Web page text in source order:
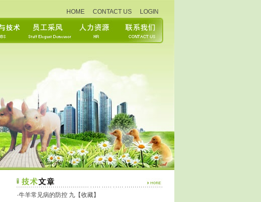
HOME CONTACT US LOGIN
·牛羊常见病的防控 九【收藏】
“健康生活、快乐工作”——鼎正药
业2020年度健康体检活动
健康生活、快乐工作
鼎正员工生日会
为了弘扬鼎正公司以人为本的企业
文化，营造温馨舒适的工作环境，
同时也为表达公司对每一位员工的
点滴关怀。鼎正公司于7月31日
济南畜牧博览会展位